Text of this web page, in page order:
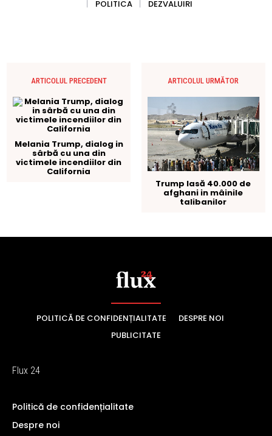
POLITICĂ DE CONFIDENȚIALITATE
DESPRE NOI
PUBLICITATE
Flux 24
Politică de confidențialitate
Despre noi